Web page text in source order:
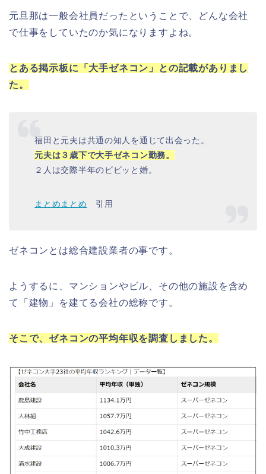
元旦那は一般会社員だったということで、どんな会社
で仕事をしていたのか気になりますよね。
とある掲示板に「大手ゼネコン」との記載がありまし
た。
福田と元夫は共通の知人を通じて出会った。
元夫は３歳下で大手ゼネコン勤務。
２人は交際半年のビビッと婚。
まとめまとめ 引用
ゼネコンとは総合建設業者の事です。
ようするに、マンションやビル、その他の施設を含め
て「建物」を建てる会社の総称です。
そこで、ゼネコンの平均年収を調査しました。